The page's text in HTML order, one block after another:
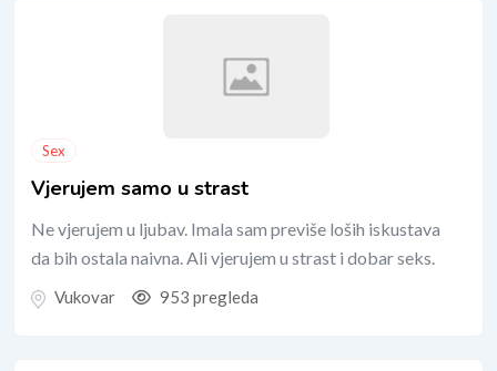
Sex
Vjerujem samo u strast
Ne vjerujem u ljubav. Imala sam previše loših iskustava
da bih ostala naivna. Ali vjerujem u strast i dobar seks.
Vukovar 953 pregleda